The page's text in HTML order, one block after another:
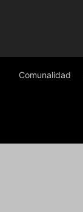
Comunalidad